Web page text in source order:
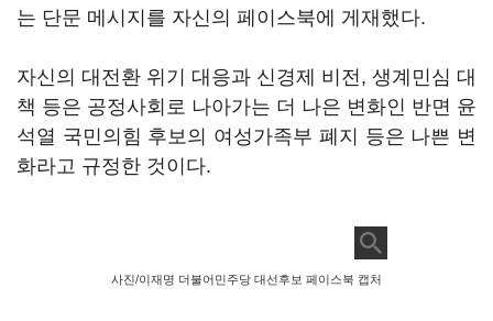
는 단문 메시지를 자신의 페이스북에 게재했다.
자신의 대전환 위기 대응과 신경제 비전, 생계민심 대
책 등은 공정사회로 나아가는 더 나은 변화인 반면 윤
석열 국민의힘 후보의 여성가족부 폐지 등은 나쁜 변
화라고 규정한 것이다.
사진/이재명 더불어민주당 대선후보 페이스북 캡처